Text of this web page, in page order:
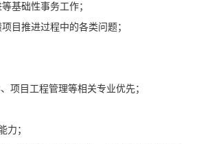
基础性事务工作；
目推进过程中的各类问题；
项目工程管理等相关专业优先；
力；